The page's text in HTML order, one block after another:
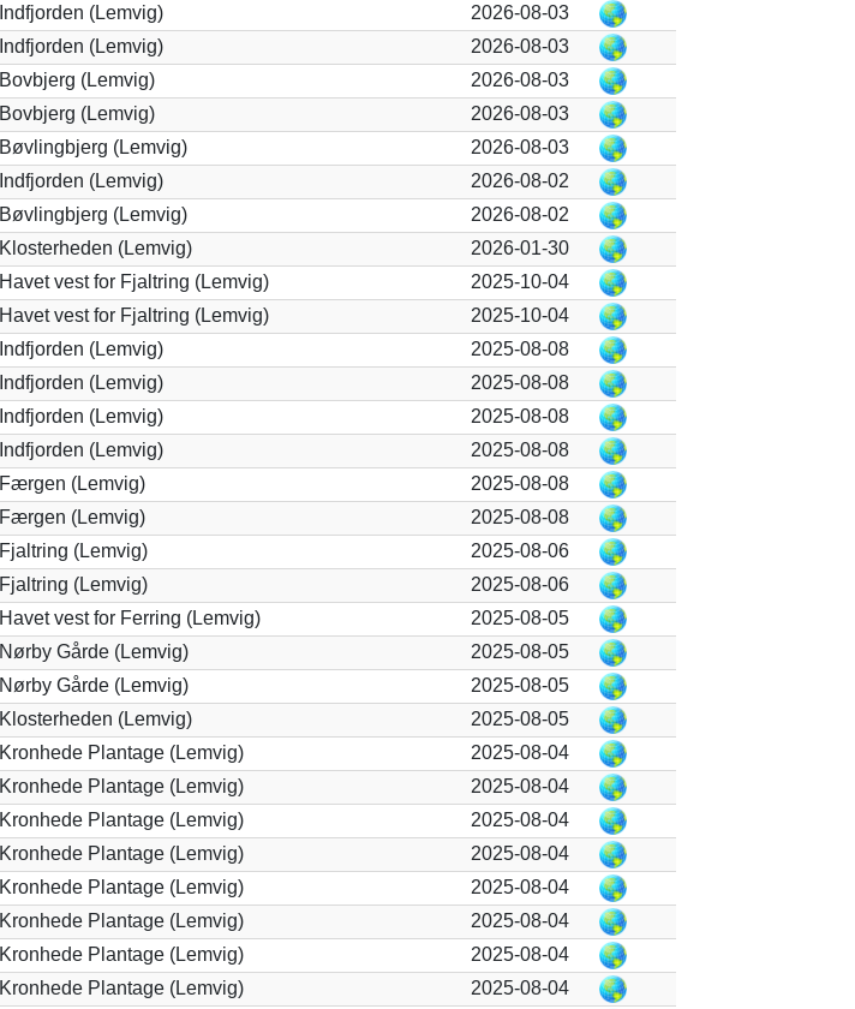
Indfjorden (Lemvig)
2026-08-03
Indfjorden (Lemvig)
2026-08-03
Bovbjerg (Lemvig)
2026-08-03
Bovbjerg (Lemvig)
2026-08-03
Bøvlingbjerg (Lemvig)
2026-08-03
Indfjorden (Lemvig)
2026-08-02
Bøvlingbjerg (Lemvig)
2026-08-02
Klosterheden (Lemvig)
2026-01-30
Havet vest for Fjaltring (Lemvig)
2025-10-04
Havet vest for Fjaltring (Lemvig)
2025-10-04
Indfjorden (Lemvig)
2025-08-08
Indfjorden (Lemvig)
2025-08-08
Indfjorden (Lemvig)
2025-08-08
Indfjorden (Lemvig)
2025-08-08
Færgen (Lemvig)
2025-08-08
Færgen (Lemvig)
2025-08-08
Fjaltring (Lemvig)
2025-08-06
Fjaltring (Lemvig)
2025-08-06
Havet vest for Ferring (Lemvig)
2025-08-05
Nørby Gårde (Lemvig)
2025-08-05
Nørby Gårde (Lemvig)
2025-08-05
Klosterheden (Lemvig)
2025-08-05
Kronhede Plantage (Lemvig)
2025-08-04
Kronhede Plantage (Lemvig)
2025-08-04
Kronhede Plantage (Lemvig)
2025-08-04
Kronhede Plantage (Lemvig)
2025-08-04
Kronhede Plantage (Lemvig)
2025-08-04
Kronhede Plantage (Lemvig)
2025-08-04
Kronhede Plantage (Lemvig)
2025-08-04
Kronhede Plantage (Lemvig)
2025-08-04